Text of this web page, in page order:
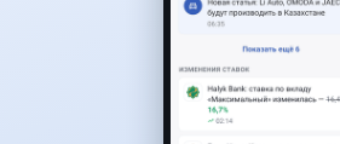
11
7 августа 2026 г., 17:23